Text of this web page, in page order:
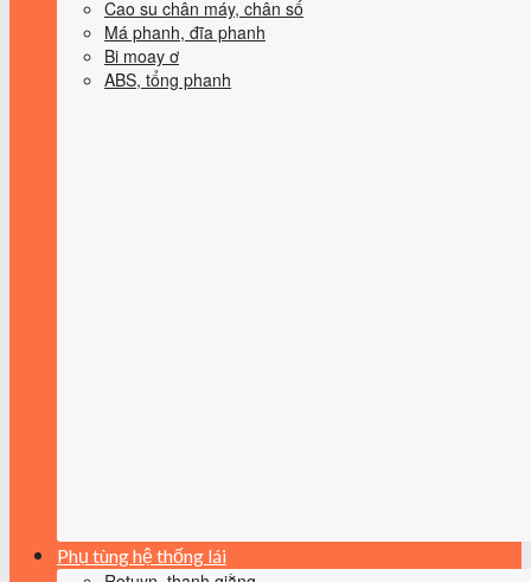
Cao su chân máy, chân số
Má phanh, đĩa phanh
Bi moay ơ
ABS, tổng phanh
Phụ tùng hệ thống lái